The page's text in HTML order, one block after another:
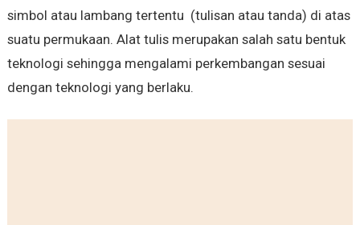
simbol atau lambang tertentu (tulisan atau tanda) di atas
suatu permukaan. Alat tulis merupakan salah satu bentuk
teknologi sehingga mengalami perkembangan sesuai
dengan teknologi yang berlaku.